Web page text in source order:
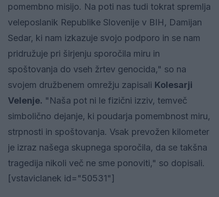
pomembno misijo. Na poti nas tudi tokrat spremlja
veleposlanik Republike Slovenije v BIH, Damijan
Sedar, ki nam izkazuje svojo podporo in se nam
pridružuje pri širjenju sporočila miru in
spoštovanja do vseh žrtev genocida," so na
svojem družbenem omrežju zapisali Kolesarji
Velenje. "Naša pot ni le fizični izziv, temveč
simbolično dejanje, ki poudarja pomembnost miru,
strpnosti in spoštovanja. Vsak prevožen kilometer
je izraz našega skupnega sporočila, da se takšna
tragedija nikoli več ne sme ponoviti," so dopisali.
[vstaviclanek id="50531"]